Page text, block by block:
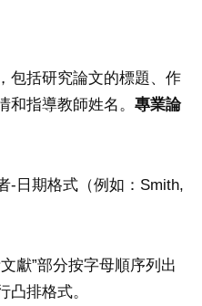
包括研究論文的標題、作
和指導教師姓名。 專業論
-日期格式（例如：Smith,
文獻”部分按字母順序列出
凸排格式。